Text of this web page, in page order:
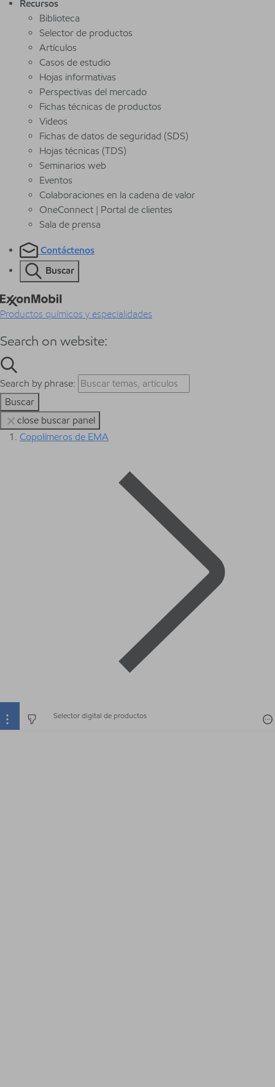
Recursos
Biblioteca
Selector de productos
Artículos
Casos de estudio
Hojas informativas
Perspectivas del mercado
Fichas técnicas de productos
Videos
Fichas de datos de seguridad (SDS)
Hojas técnicas (TDS)
Seminarios web
Eventos
Colaboraciones en la cadena de valor
OneConnect | Portal de clientes
Sala de prensa
Contáctenos
Buscar
Productos químicos y especialidades
Search on website:
Search by phrase:
Buscar
close buscar panel
Copolímeros de EMA
Selector digital de productos